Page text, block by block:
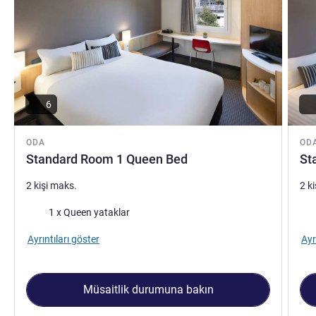
ODA
Standard Room 1 Queen Bed
6
2 kişi maks.
1 x Queen yataklar
Ayrıntıları göster
Müsaitlik durumuna bakın
2